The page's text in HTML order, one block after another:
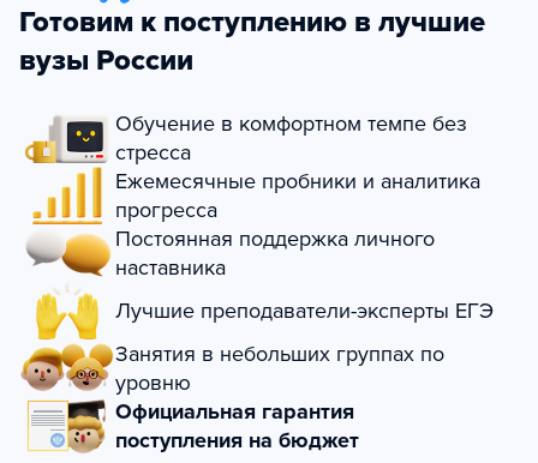
Готовим к поступлению в лучшие
вузы России
Обучение в комфортном темпе без
стресса
Ежемесячные пробники и аналитика
прогресса
Постоянная поддержка личного
наставника
Лучшие преподаватели-эксперты ЕГЭ
Занятия в небольших группах по
уровню
Официальная гарантия
поступления на бюджет